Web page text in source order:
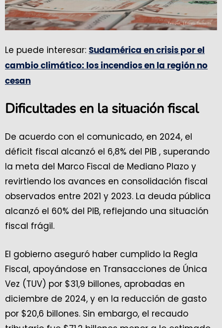
Le puede interesar: Sudamérica en crisis por el
cambio climático: los incendios en la región no
cesan
Dificultades en la situación fiscal
De acuerdo con el comunicado, en 2024, el
déficit fiscal alcanzó el 6,8% del PIB , superando
la meta del Marco Fiscal de Mediano Plazo y
revirtiendo los avances en consolidación fiscal
observados entre 2021 y 2023. La deuda pública
alcanzó el 60% del PIB, reflejando una situación
fiscal frágil.
El gobierno aseguró haber cumplido la Regla
Fiscal, apoyándose en Transacciones de Única
Vez (TUV) por $31,9 billones, aprobadas en
diciembre de 2024, y en la reducción de gasto
por $20,6 billones. Sin embargo, el recaudo